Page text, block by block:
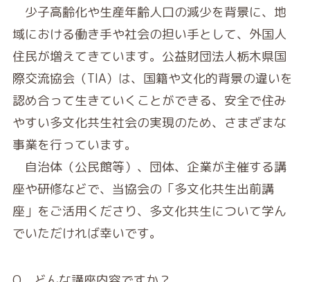
少子高齢化や生産年齢人口の減少を背景に、地
域における働き手や社会の担い手として、外国人
住民が増えてきています。公益財団法人栃木県国
際交流協会（TIA）は、国籍や文化的背景の違いを
認め合って生きていくことができる、安全で住み
やすい多文化共生社会の実現のため、さまざまな
事業を行っています。
自治体（公民館等）、団体、企業が主催する講
座や研修などで、当協会の「多文化共生出前講
座」をご活用くださり、多文化共生について学ん
でいただければ幸いです。